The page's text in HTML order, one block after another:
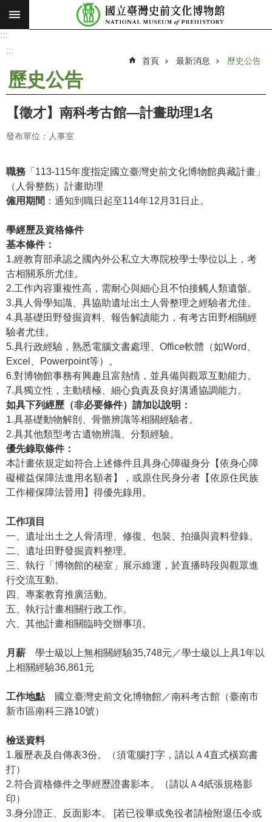
跳到主要內容區塊
搜
願
景
使
命
新
消
息
參
觀
展
覽
學
習
探
索
認
識
我
們
便
民
服
務
別
平
等
專
區
友
善
措
施
服
務
服
務
箱
網
站
導
覽
:::
:::
首頁 最新消息 歷史公告
歷史公告
【徵才】南科考古館—計畫助理1名
發布單位：人事室
職務 「113-115年度指定國立臺灣史前文化博物館典藏計畫」
（人骨整飭）計畫助理
僱用期間 ：通知到職日起至114年12月31日止。
學經歷及資格條件
基本條件：
1.經教育部承認之國內外公私立大專院校學士學位以上，考
古相關系所尤佳。
2.工作內容重複性高，需耐心與細心且不怕接觸人類遺骸。
3.具人骨學知識、具協助遺址出土人骨整理之經驗者尤佳。
4.具基礎田野發掘資料、報告解讀能力，有考古田野相關經
驗者尤佳。
5.具行政經驗，熟悉電腦文書處理、Office軟體（如Word、
Excel、Powerpoint等）。
6.對博物館事務有興趣且富熱情，並具備與觀眾互動能力。
7.具獨立性，主動積極、細心負責及良好溝通協調能力。
如具下列經歷（非必要條件）請加以說明：
1.具基礎動物解剖、骨骼辨識等相關經驗者。
2.具其他類型考古遺物辨識、分類經驗。
優先錄取條件：
本計畫依規定如符合上述條件且具身心障礙身分【依身心障
礙權益保障法進用名額者】，或原住民身分者【依原住民族
工作權保障法晉用】得優先錄用。
工作項目
一、遺址出土之人骨清理、修復、包裝、拍攝與資料登錄。
二、遺址田野發掘資料整理。
三、執行「博物館的秘室」展示維運，於直播時段與觀眾進
行交流互動。
四、專案教育推廣活動。
五、執行計畫相關行政工作。
六、其他計畫相關臨時交辦事項。
月薪 學士級以上無相關經驗35,748元／學士級以上具1年以
上相關經驗36,861元
工作地點
國立臺灣史前文化博物館／南科考古館（臺南市
新市區南科三路10號）
檢送資料
1.履歷表及自傳表3份。（須電腦打字，請以Ａ4直式橫寫書
打）
2.符合資格條件之學經歷證書影本。（請以Ａ4紙張規格影
印）
3.身分證正、反面影本。 [若已役畢或免役者請檢附退伍令或